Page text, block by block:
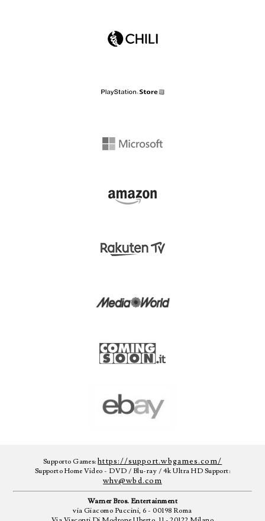
Supporto Games:https://support.wbgames.com/
Supporto Home Video - DVD / Blu-ray / 4k Ultra HD Support:
whv@wbd.com
Warner Bros. Entertainment
via Giacomo Puccini, 6 - 00198 Roma